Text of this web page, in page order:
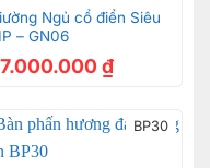
Ngủ cổ điển Siêu
– GN06
₫
BP30